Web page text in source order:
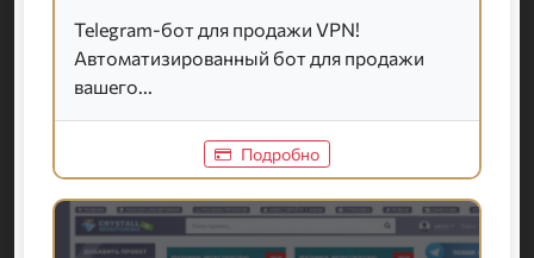
Telegram-бот для продажи VPN!
Автоматизированный бот для продажи
вашего...
Подробно